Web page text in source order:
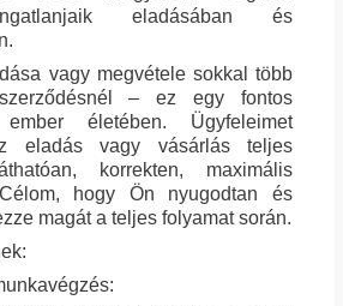
eladásában és
vagy megvétele sokkal több
– ez egy fontos
életében. Ügyfeleimet
eladás vagy vásárlás teljes
korrekten, maximális
hogy Ön nyugodtan és
magát a teljes folyamat során.